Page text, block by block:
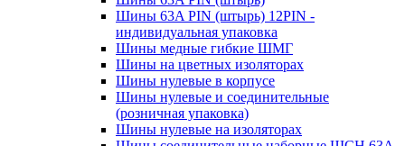
Шины 63A PIN (штырь) 12PIN -
индивидуальная упаковка
Шины медные гибкие ШМГ
Шины на цветных изоляторах
Шины нулевые в корпусе
Шины нулевые и соединительные
(розничная упаковка)
Шины нулевые на изоляторах